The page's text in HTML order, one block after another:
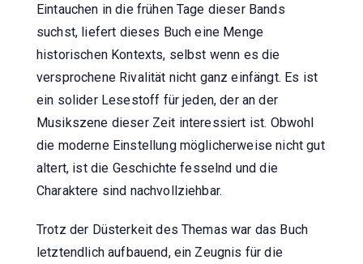
Eintauchen in die frühen Tage dieser Bands
suchst, liefert dieses Buch eine Menge
historischen Kontexts, selbst wenn es die
versprochene Rivalität nicht ganz einfängt. Es ist
ein solider Lesestoff für jeden, der an der
Musikszene dieser Zeit interessiert ist. Obwohl
die moderne Einstellung möglicherweise nicht gut
altert, ist die Geschichte fesselnd und die
Charaktere sind nachvollziehbar.
Trotz der Düsterkeit des Themas war das Buch
letztendlich aufbauend, ein Zeugnis für die